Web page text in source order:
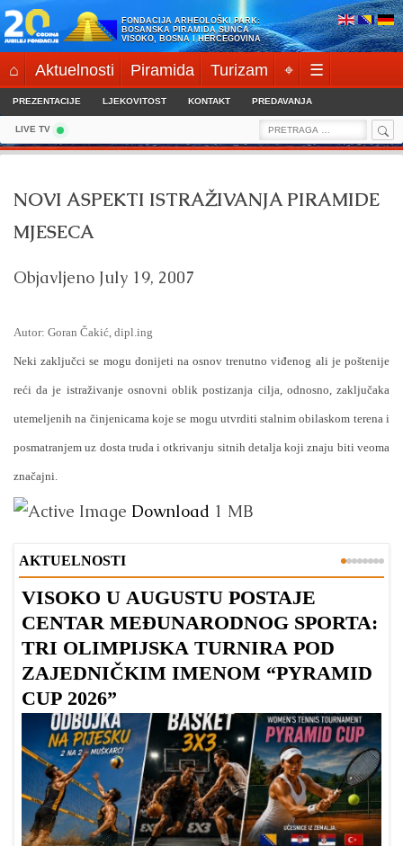
Skip
to
content
FONDACIJA ARHEOLOŠKI PARK:
BOSANSKA PIRAMIDA SUNCA
VISOKO, BOSNA I HERCEGOVINA
⌂ Aktuelnosti Piramida Turizam ⌖ ☰
PREZENTACIJE LJEKOVITOST KONTAKT PREDAVANJA
LIVE TV
Search
for:
NOVI ASPEKTI ISTRAŽIVANJA PIRAMIDE
MJESECA
Objavljeno July 19, 2007
Autor: Goran Čakić, dipl.ing
Neki zaključci se mogu donijeti na osnov trenutno viđenog ali je poštenije
reći da je istraživanje osnovni oblik postizanja cilja, odnosno, zaključaka
utemeljenih na činjenicama koje se mogu utvrditi stalnim obilaskom terena i
posmatranjem uz dosta truda i otkrivanju sitnih detalja koji znaju biti veoma
značajni.
Download 1 MB
AKTUELNOSTI
VISOKO U AUGUSTU POSTAJE
CENTAR MEĐUNARODNOG SPORTA:
TRI OLIMPIJSKA TURNIRA POD
ZAJEDNIČKIM IMENOM “PYRAMID
CUP 2026”